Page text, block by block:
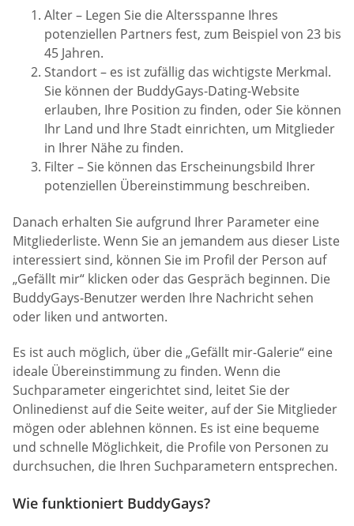
Alter – Legen Sie die Altersspanne Ihres
potenziellen Partners fest, zum Beispiel von 23 bis
45 Jahren.
Standort – es ist zufällig das wichtigste Merkmal.
Sie können der BuddyGays-Dating-Website
erlauben, Ihre Position zu finden, oder Sie können
Ihr Land und Ihre Stadt einrichten, um Mitglieder
in Ihrer Nähe zu finden.
Filter – Sie können das Erscheinungsbild Ihrer
potenziellen Übereinstimmung beschreiben.
Danach erhalten Sie aufgrund Ihrer Parameter eine
Mitgliederliste. Wenn Sie an jemandem aus dieser Liste
interessiert sind, können Sie im Profil der Person auf
„Gefällt mir“ klicken oder das Gespräch beginnen. Die
BuddyGays-Benutzer werden Ihre Nachricht sehen
oder liken und antworten.
Es ist auch möglich, über die „Gefällt mir-Galerie“ eine
ideale Übereinstimmung zu finden. Wenn die
Suchparameter eingerichtet sind, leitet Sie der
Onlinedienst auf die Seite weiter, auf der Sie Mitglieder
mögen oder ablehnen können. Es ist eine bequeme
und schnelle Möglichkeit, die Profile von Personen zu
durchsuchen, die Ihren Suchparametern entsprechen.
Wie funktioniert BuddyGays?